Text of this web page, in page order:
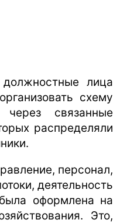
лица
схему
через связанные
распределяли
персонал,
деятельность
оформлена на
Это,